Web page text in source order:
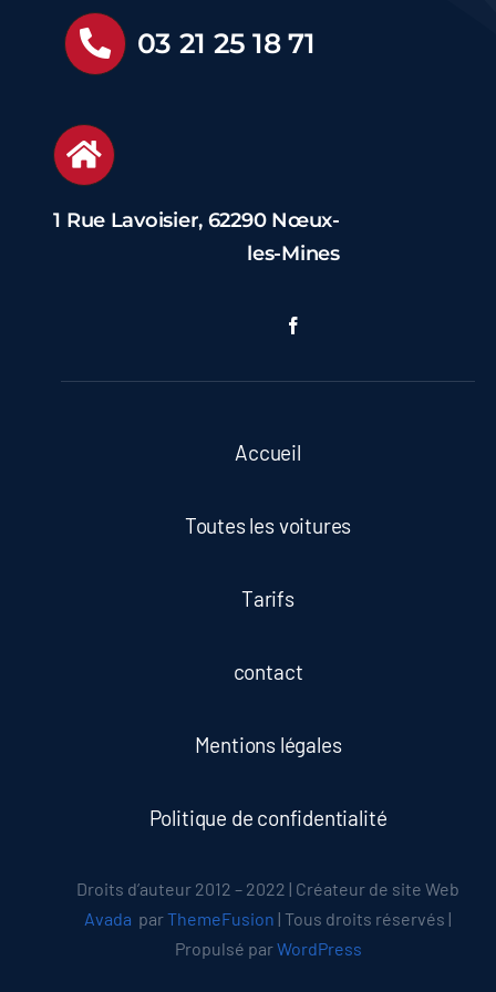
03 21 25 18 71
1 Rue Lavoisier, 62290 Nœux-
les-Mines
Accueil
Toutes les voitures
Tarifs
contact
Mentions légales
Politique de confidentialité
Droits d’auteur 2012 – 2022 | Créateur de site Web
Avada parThemeFusion | Tous droits réservés |
Propulsé parWordPress